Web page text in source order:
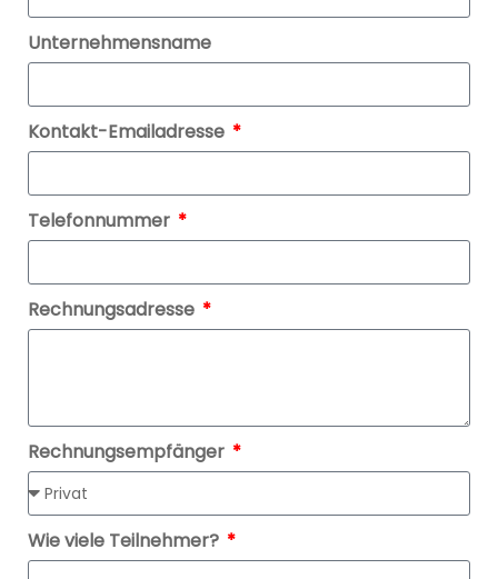
Unternehmensname
Kontakt-Emailadresse
Telefonnummer
Rechnungsadresse
Rechnungsempfänger
Wie viele Teilnehmer?